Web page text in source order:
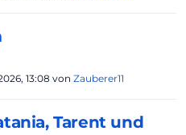
13:08 von Zauberer11
Tarent und